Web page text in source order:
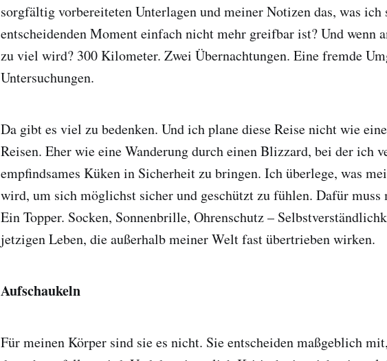
sorgfältig vorbereiteten Unterlagen und meiner Notizen das, was ich
entscheidenden Moment einfach nicht mehr greifbar ist? Und wenn
zu viel wird? 300 Kilometer. Zwei Übernachtungen. Eine fremde
Untersuchungen.
Da gibt es viel zu bedenken. Und ich plane diese Reise nicht wie
Reisen. Eher wie eine Wanderung durch einen Blizzard, bei der ich
empfindsames Küken in Sicherheit zu bringen. Ich überlege, was
wird, um sich möglichst sicher und geschützt zu fühlen. Dafür
Ein Topper. Socken, Sonnenbrille, Ohrenschutz –
jetzigen Leben, die außerhalb meiner Welt fast übertrieben wirken.
Aufschaukeln
Für meinen Körper sind sie es nicht. Sie entscheiden maßgeblich